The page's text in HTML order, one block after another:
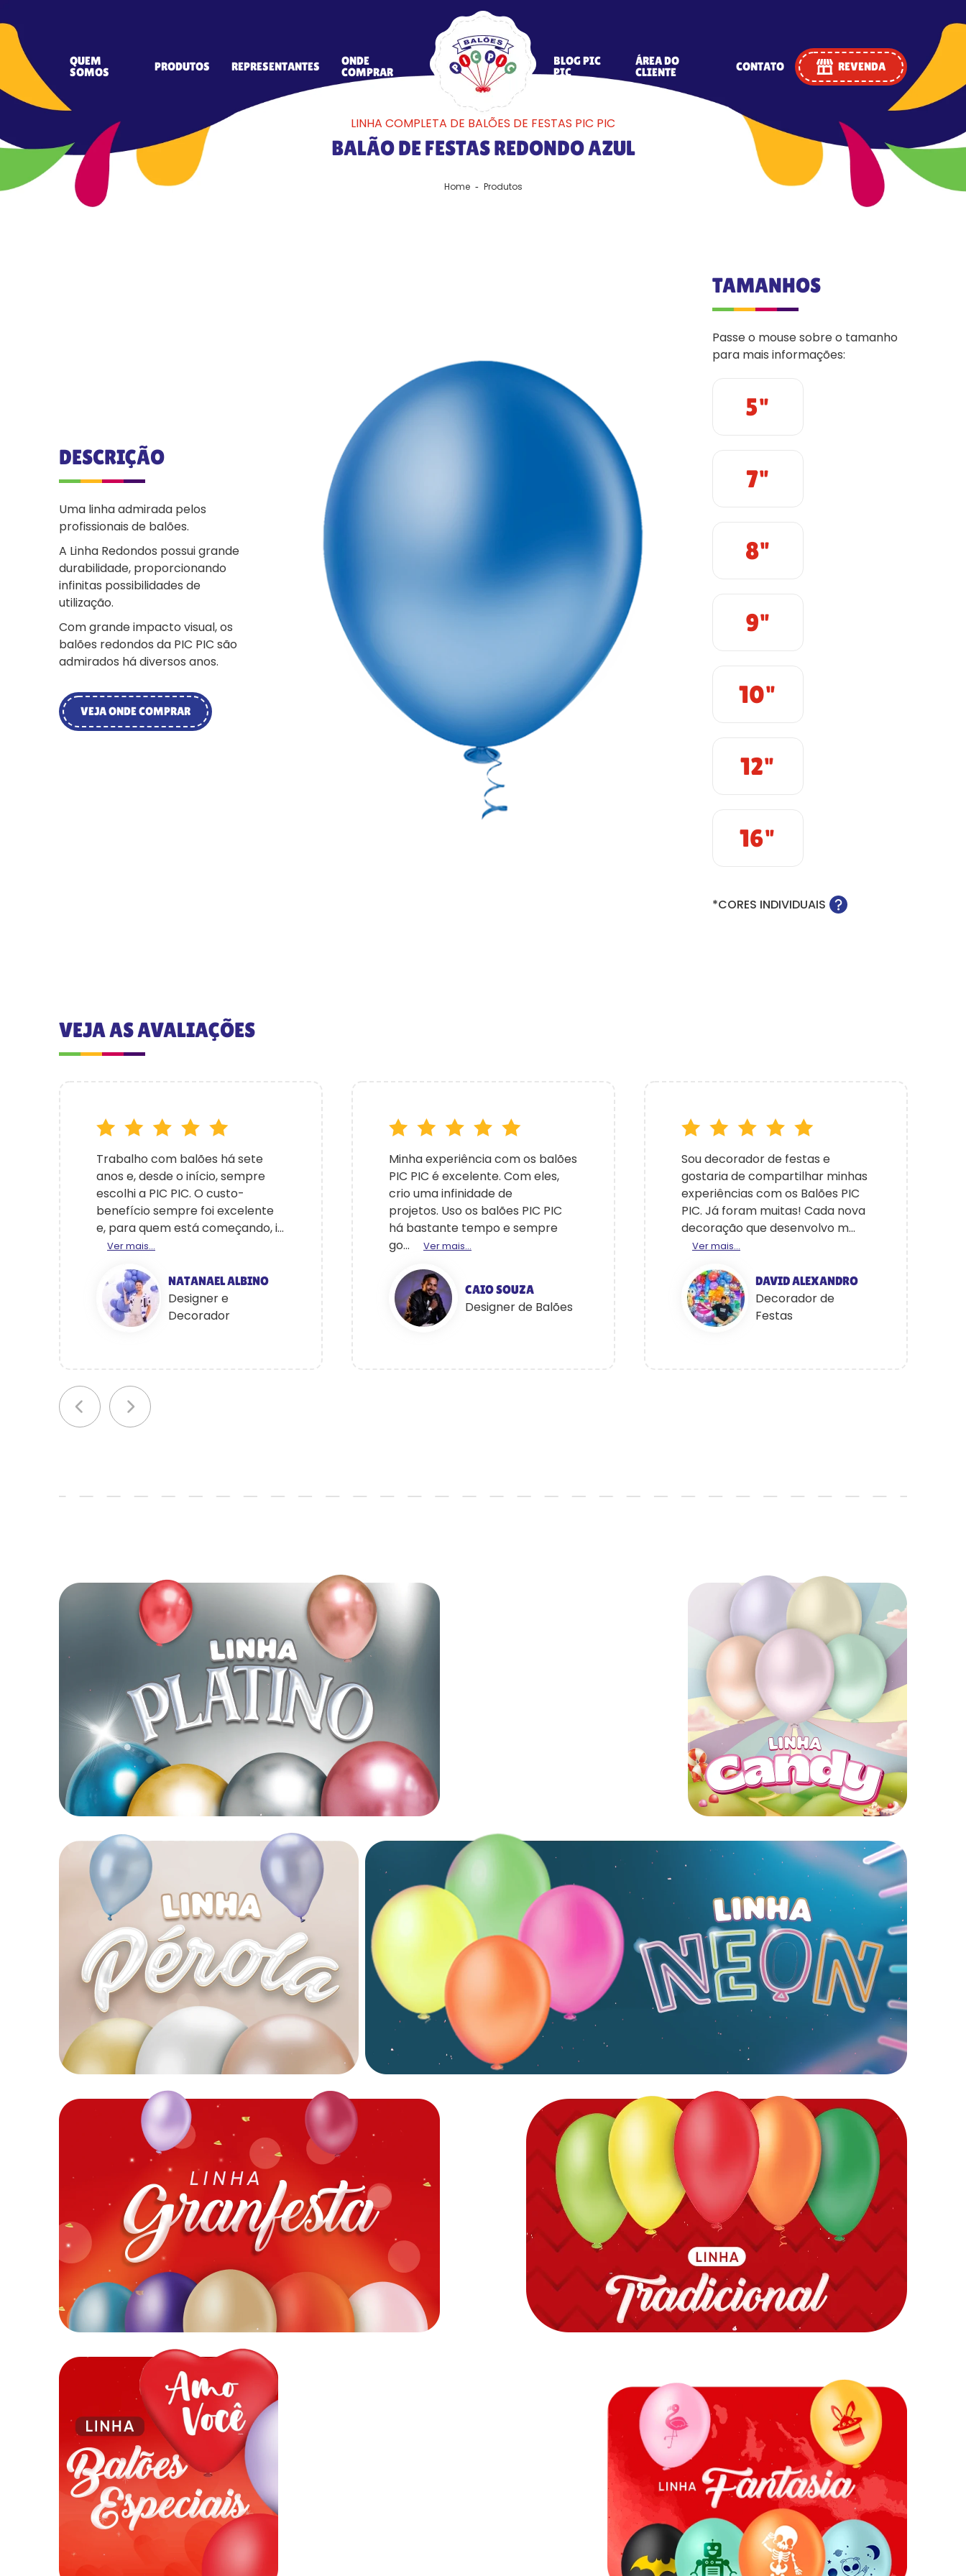
QUEM
SOMOS
PRODUTOS REPRESENTANTES
ONDE
COMPRAR
BLOG PIC
PIC
ÁREA DO
CLIENTE
CONTATO REVENDA
LINHA COMPLETA DE BALÕES DE FESTAS PIC PIC
BALÃO DE FESTAS REDONDO AZUL
Home Produtos
DESCRIÇÃO
Uma linha admirada pelos
profissionais de balões.
A Linha Redondos possui grande
durabilidade, proporcionando
infinitas possibilidades de
utilização.
Com grande impacto visual, os
balões redondos da PIC PIC são
admirados há diversos anos.
VEJA ONDE COMPRAR
TAMANHOS
Passe o mouse sobre o tamanho
para mais informações:
5"
7"
8"
9"
10"
12"
16"
*CORES INDIVIDUAIS
VEJA AS AVALIAÇÕES
Trabalho com balões há sete
anos e, desde o início, sempre
escolhi a PIC PIC. O custo-
benefício sempre foi excelente
e, para quem está começando, i...
Ver mais...
NATANAEL ALBINO
Designer e
Decorador
Minha experiência com os balões
PIC PIC é excelente. Com eles,
crio uma infinidade de
projetos. Uso os balões PIC PIC
há bastante tempo e sempre
go...
Ver mais...
CAIO SOUZA
Designer de Balões
Sou decorador de festas e
gostaria de compartilhar minhas
experiências com os Balões PIC
PIC. Já foram muitas! Cada nova
decoração que desenvolvo m...
Ver mais...
DAVID ALEXANDRO
Decorador de
Festas